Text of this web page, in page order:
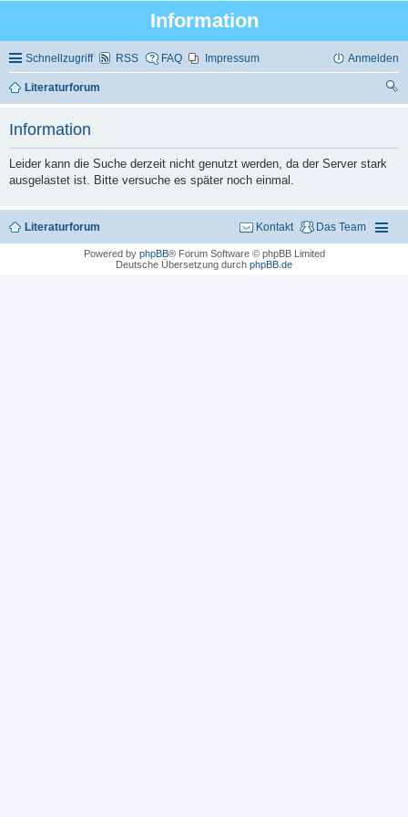
Information
Schnellzugriff RSS FAQ Impressum Anmelden
Literaturforum
Information
Leider kann die Suche derzeit nicht genutzt werden, da der Server stark
ausgelastet ist. Bitte versuche es später noch einmal.
Literaturforum Das Team
Kontakt
Powered by phpBB® Forum Software © phpBB Limited
Deutsche Übersetzung durch phpBB.de